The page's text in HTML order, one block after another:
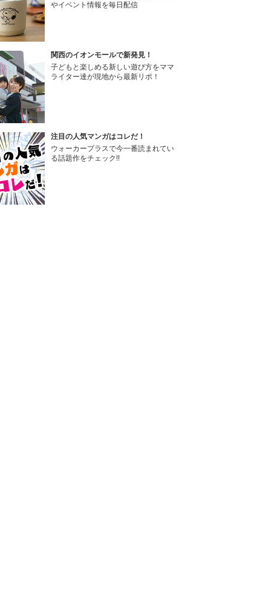
やイベント情報を毎日配信
関西のイオンモールで新発見！
子どもと楽しめる新しい遊び方をママ
ライター達が現地から最新リポ！
注目の人気マンガはコレだ！
ウォーカープラスで今一番読まれてい
る話題作をチェック!!